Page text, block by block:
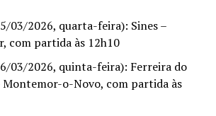
03/2026, quarta-feira): Sines –
com partida às 12h10
03/2026, quinta-feira): Ferreira do
o-Novo, com partida às